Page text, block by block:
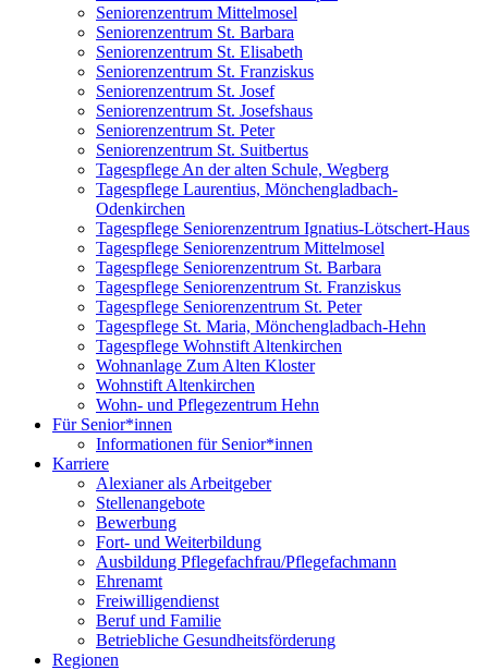
Seniorenzentrum Mittelmosel
Seniorenzentrum St. Barbara
Seniorenzentrum St. Elisabeth
Seniorenzentrum St. Franziskus
Seniorenzentrum St. Josef
Seniorenzentrum St. Josefshaus
Seniorenzentrum St. Peter
Seniorenzentrum St. Suitbertus
Tagespflege An der alten Schule, Wegberg
Tagespflege Laurentius, Mönchengladbach-
Odenkirchen
Tagespflege Seniorenzentrum Ignatius-Lötschert-Haus
Tagespflege Seniorenzentrum Mittelmosel
Tagespflege Seniorenzentrum St. Barbara
Tagespflege Seniorenzentrum St. Franziskus
Tagespflege Seniorenzentrum St. Peter
Tagespflege St. Maria, Mönchengladbach-Hehn
Tagespflege Wohnstift Altenkirchen
Wohnanlage Zum Alten Kloster
Wohnstift Altenkirchen
Wohn- und Pflegezentrum Hehn
Für Senior*innen
Informationen für Senior*innen
Karriere
Alexianer als Arbeitgeber
Stellenangebote
Bewerbung
Fort- und Weiterbildung
Ausbildung Pflegefachfrau/Pflegefachmann
Ehrenamt
Freiwilligendienst
Beruf und Familie
Betriebliche Gesundheitsförderung
Regionen